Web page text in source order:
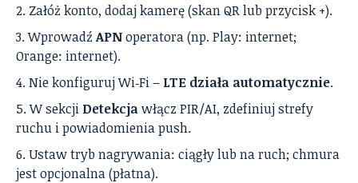
Załóż konto, dodaj kamerę (skan QR lub przycisk +).
WprowadźAPNoperatora (np. Play: internet;
Orange: internet).
Nie konfiguruj Wi‑Fi – LTE działa automatycznie.
W sekcji Detekcjawłącz PIR/AI, zdefiniuj strefy
ruchu i powiadomienia push.
Ustaw tryb nagrywania: ciągły lub na ruch; chmura
jest opcjonalna (płatna).